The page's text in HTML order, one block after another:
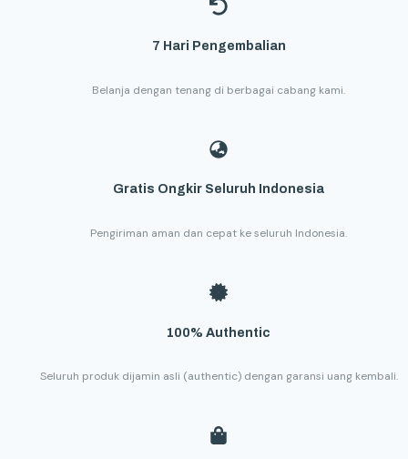
7 Hari Pengembalian
Belanja dengan tenang di berbagai cabang kami.
Gratis Ongkir Seluruh Indonesia
Pengiriman aman dan cepat ke seluruh Indonesia.
100% Authentic
Seluruh produk dijamin asli (authentic) dengan garansi uang kembali.